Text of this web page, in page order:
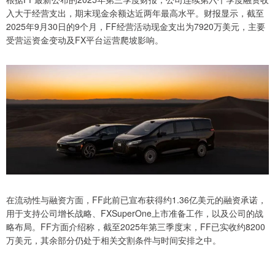
入大于经营支出，期末现金余额达近两年最高水平。财报显示，截至
2025年9月30日的9个月，FF经营活动现金支出为7920万美元，主要
受营运资金变动及FX平台运营爬坡影响。
在流动性与融资方面，FF此前已宣布获得约1.36亿美元的融资承诺，
用于支持公司增长战略、FXSuperOne上市准备工作，以及公司的战
略布局。FF方面介绍称，截至2025年第三季度末，FF已实收约8200
万美元，其余部分仍处于相关交割条件与时间安排之中。